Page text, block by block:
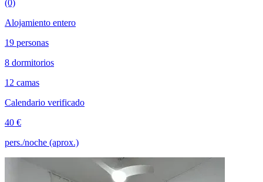
(0)
Alojamiento entero
19 personas
8 dormitorios
12 camas
Calendario verificado
40 €
pers./noche (aprox.)